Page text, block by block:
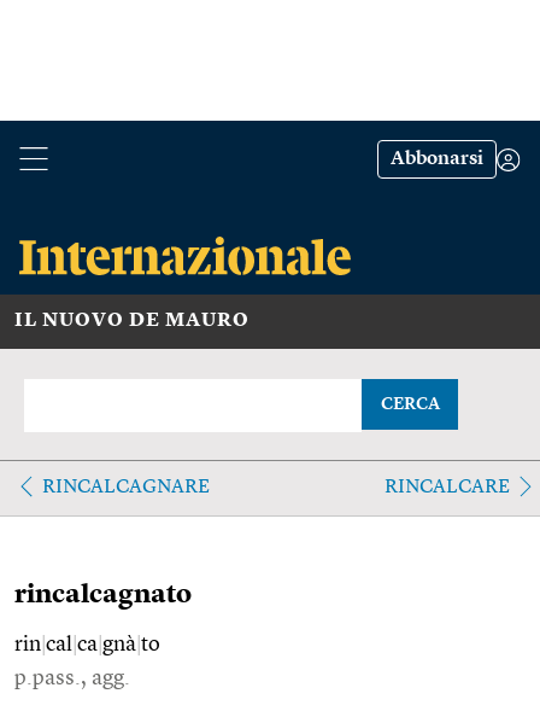
Abbonarsi
IL NUOVO DE MAURO
CERCA
RINCALCAGNARE RINCALCARE
rincalcagnato
rin cal ca gnà to
p.pass., agg.